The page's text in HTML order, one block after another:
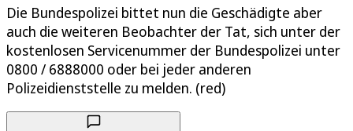
Die Bundespolizei bittet nun die Geschädigte aber
auch die weiteren Beobachter der Tat, sich unter der
kostenlosen Servicenummer der Bundespolizei unter
0800 / 6888000 oder bei jeder anderen
Polizeidienststelle zu melden. (red)